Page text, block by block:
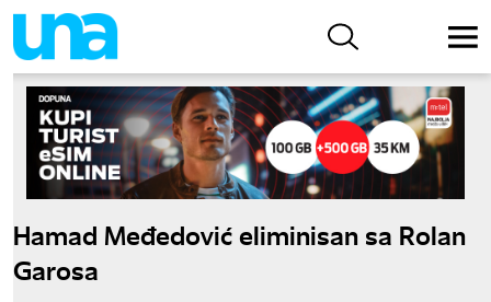
Hamad Međedović eliminisan sa Rolan
Garosa